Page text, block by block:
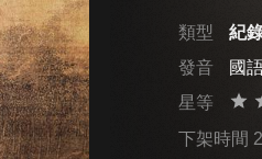
類型
紀
發音
國
星等
下架時間